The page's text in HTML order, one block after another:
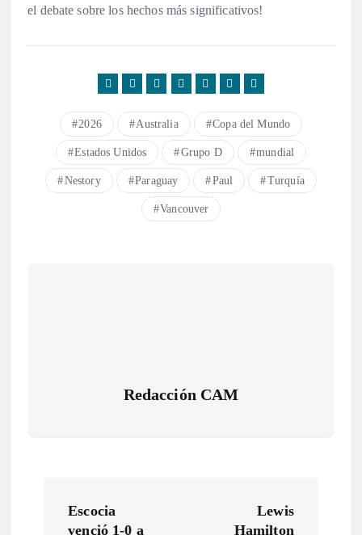
el debate sobre los hechos más significativos!
2026 Australia Copa del Mundo
Estados Unidos Grupo D mundial
Nestory Paraguay Paul Turquía
Vancouver
Redacción CAM
Escocia
venció 1-0 a
Lewis
Hamilton